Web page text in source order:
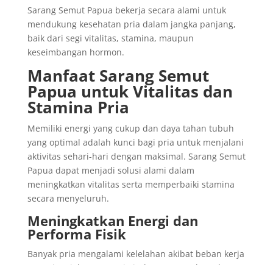
Sarang Semut Papua bekerja secara alami untuk
mendukung kesehatan pria dalam jangka panjang,
baik dari segi vitalitas, stamina, maupun
keseimbangan hormon.
Manfaat Sarang Semut
Papua untuk Vitalitas dan
Stamina Pria
Memiliki energi yang cukup dan daya tahan tubuh
yang optimal adalah kunci bagi pria untuk menjalani
aktivitas sehari-hari dengan maksimal. Sarang Semut
Papua dapat menjadi solusi alami dalam
meningkatkan vitalitas serta memperbaiki stamina
secara menyeluruh.
Meningkatkan Energi dan
Performa Fisik
Banyak pria mengalami kelelahan akibat beban kerja